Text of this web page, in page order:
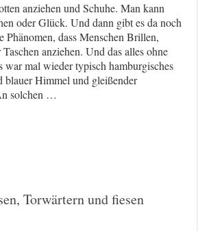
anziehen und Schuhe. Man kann
oder Glück. Und dann gibt es da noch
Phänomen, dass Menschen Brillen,
anziehen. Und das alles ohne
war mal wieder typisch hamburgisches
blauer Himmel und gleißender
solchen …
Torwärtern und fiesen